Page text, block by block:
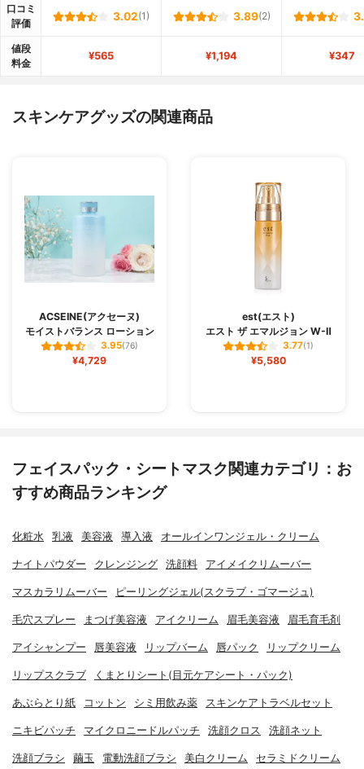
口コミ
評価
3.02(1) 3.89(2)
値段
料金
¥565 ¥1,194 ¥347
スキンケアグッズの関連商品
ACSEINE(アクセーヌ)
モイストバランス ローション
3.95(76)
¥4,729
est(エスト)
エスト ザ エマルジョン W-Ⅱ
3.77(1)
¥5,580
フェイスパック・シートマスク関連カテゴリ：お
すすめ商品ランキング
化粧水 乳液 美容液 導入液 オールインワンジェル・クリーム
ナイトパウダー クレンジング 洗顔料 アイメイクリムーバー
マスカラリムーバー ピーリングジェル(スクラブ・ゴマージュ)
毛穴スプレー まつげ美容液 アイクリーム 眉毛美容液 眉毛育毛剤
アイシャンプー 唇美容液 リップバーム 唇パック リップクリーム
リップスクラブ くまとりシート(目元ケアシート・パック)
あぶらとり紙 コットン シミ用飲み薬 スキンケアトラベルセット
ニキビパッチ マイクロニードルパッチ 洗顔クロス 洗顔ネット
洗顔ブラシ 繭玉 電動洗顔ブラシ 美白クリーム セラミドクリーム